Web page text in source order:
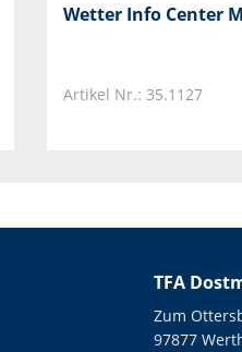
Wetter Info Center
Artikel Nr.: 35.1127
TFA
Zum
97877